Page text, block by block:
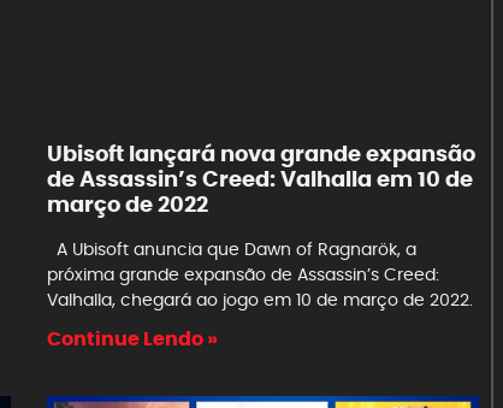
Ubisoft lançará nova grande expansão
de Assassin’s Creed: Valhalla em 10 de
março de 2022
A Ubisoft anuncia que Dawn of Ragnarök, a
próxima grande expansão de Assassin’s Creed:
Valhalla, chegará ao jogo em 10 de março de 2022.
Continue Lendo »